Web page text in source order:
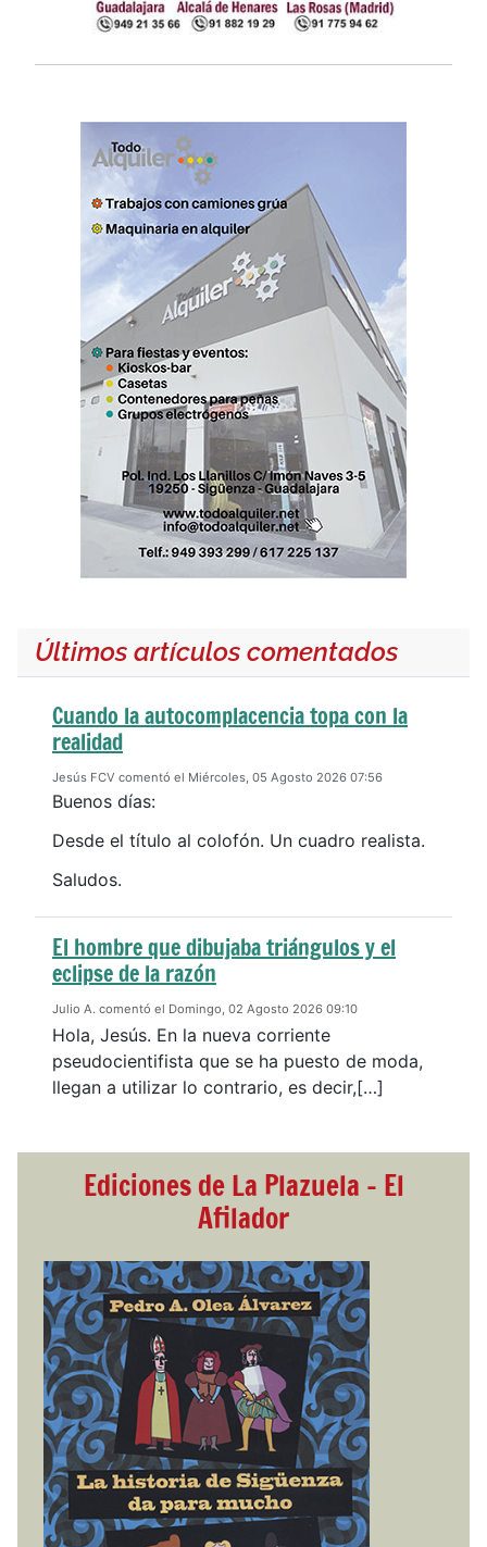
Últimos artículos comentados
Cuando la autocomplacencia topa con la
realidad
Jesús FCV comentó el Miércoles, 05 Agosto 2026 07:56
Buenos días:
Desde el título al colofón. Un cuadro realista.
Saludos.
El hombre que dibujaba triángulos y el
eclipse de la razón
Julio A. comentó el Domingo, 02 Agosto 2026 09:10
Hola, Jesús. En la nueva corriente
pseudocientifista que se ha puesto de moda,
llegan a utilizar lo contrario, es decir,[…]
Ediciones de La Plazuela - El
Afilador